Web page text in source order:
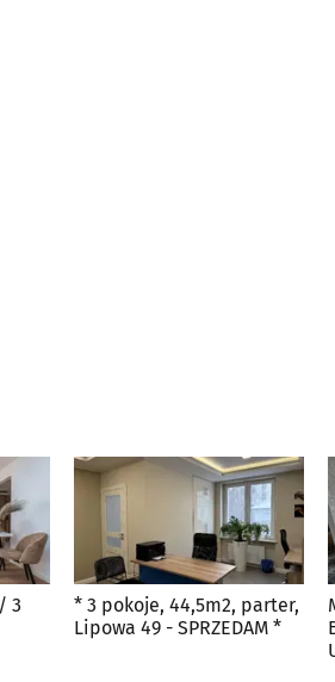
3
* 3 pokoje, 44,5m2, parter,
Lipowa 49 - SPRZEDAM *